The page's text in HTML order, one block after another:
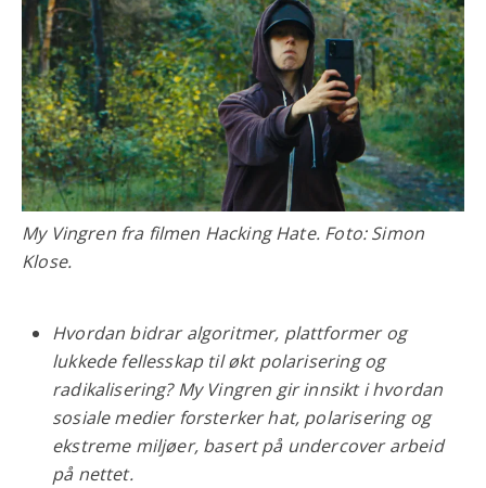
My Vingren fra filmen Hacking Hate. Foto: Simon
Klose.
Hvordan bidrar algoritmer, plattformer og
lukkede fellesskap til økt polarisering og
radikalisering? My Vingren gir innsikt i hvordan
sosiale medier forsterker hat, polarisering og
ekstreme miljøer, basert på undercover arbeid
på nettet.